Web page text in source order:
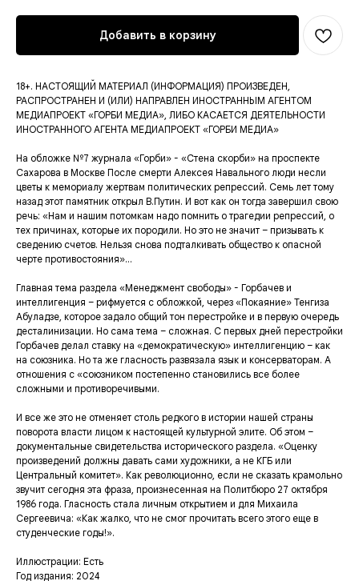
Добавить в корзину
18+. НАСТОЯЩИЙ МАТЕРИАЛ (ИНФОРМАЦИЯ) ПРОИЗВЕДЕН,
РАСПРОСТРАНЕН И (ИЛИ) НАПРАВЛЕН ИНОСТРАННЫМ АГЕНТОМ
МЕДИАПРОЕКТ «ГОРБИ МЕДИА», ЛИБО КАСАЕТСЯ ДЕЯТЕЛЬНОСТИ
ИНОСТРАННОГО АГЕНТА МЕДИАПРОЕКТ «ГОРБИ МЕДИА»
На обложке №7 журнала «Горби» - «Стена скорби» на проспекте
Сахарова в Москве После смерти Алексея Навального люди несли
цветы к мемориалу жертвам политических репрессий. Семь лет тому
назад этот памятник открыл В.Путин. И вот как он тогда завершил свою
речь: «Нам и нашим потомкам надо помнить о трагедии репрессий, о
тех причинах, которые их породили. Но это не значит – призывать к
сведению счетов. Нельзя снова подталкивать общество к опасной
черте противостояния»…
Главная тема раздела «Менеджмент свободы» - Горбачев и
интеллигенция – рифмуется с обложкой, через «Покаяние» Тенгиза
Абуладзе, которое задало общий тон перестройке и в первую очередь
десталинизации. Но сама тема – сложная. С первых дней перестройки
Горбачев делал ставку на «демократическую» интеллигенцию – как
на союзника. Но та же гласность развязала язык и консерваторам. А
отношения с «союзником постепенно становились все более
сложными и противоречивыми.
И все же это не отменяет столь редкого в истории нашей страны
поворота власти лицом к настоящей культурной элите. Об этом –
документальные свидетельства исторического раздела. «Оценку
произведений должны давать сами художники, а не КГБ или
Центральный комитет». Как революционно, если не сказать крамольно
звучит сегодня эта фраза, произнесенная на Политбюро 27 октября
1986 года. Гласность стала личным открытием и для Михаила
Сергеевича: «Как жалко, что не смог прочитать всего этого еще в
студенческие годы!».
Иллюстрации: Есть
Год издания: 2024